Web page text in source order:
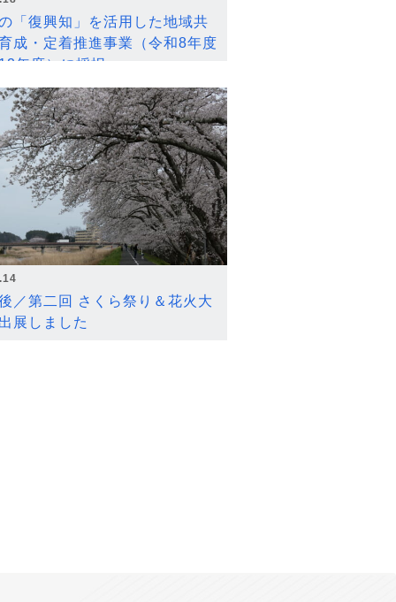
「復興知」を活用した地域共
成・定着推進事業（令和8年度
年度）に採択
／第二回 さくら祭り＆花火大
展しました